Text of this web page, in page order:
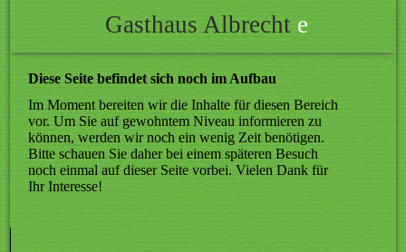
Gasthaus Albrecht e
Diese Seite befindet sich noch im Aufbau
Im Moment bereiten wir die Inhalte für diesen Bereich
vor. Um Sie auf gewohntem Niveau informieren zu
können, werden wir noch ein wenig Zeit benötigen.
Bitte schauen Sie daher bei einem späteren Besuch
noch einmal auf dieser Seite vorbei. Vielen Dank für
Ihr Interesse!